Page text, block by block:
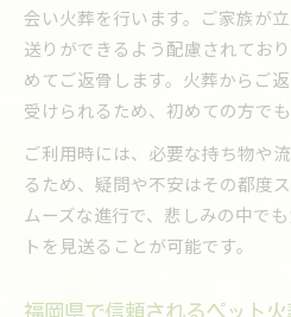
会い火葬を行います。ご家族が
送りができるよう配慮されてお
めてご返骨します。火葬からご
受けられるため、初めての方でも
ご利用時には、必要な持ち物や
るため、疑問や不安はその都度
ムーズな進行で、悲しみの中で
トを見送ることが可能です。
福岡県で信頼されるペット